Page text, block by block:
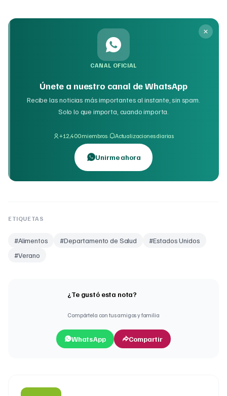
CANAL OFICIAL
Únete a nuestro canal de WhatsApp
Recibe las noticias más importantes al instante, sin spam.
Solo lo que importa, cuando importa.
+12,400 miembros· Actualizaciones diarias
Unirme ahora
ETIQUETAS
#Alimentos #Departamento de Salud #Estados Unidos
#Verano
¿Te gustó esta nota?
Compártela con tus amigos y familia
WhatsApp Compartir